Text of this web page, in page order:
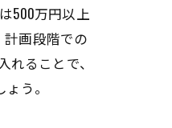
500万円以上
画段階での
ることで、
う。